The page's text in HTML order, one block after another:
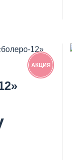
АКЦИЯ